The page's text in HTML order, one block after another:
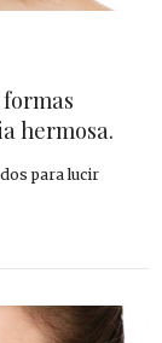
hermosa.
para lucir